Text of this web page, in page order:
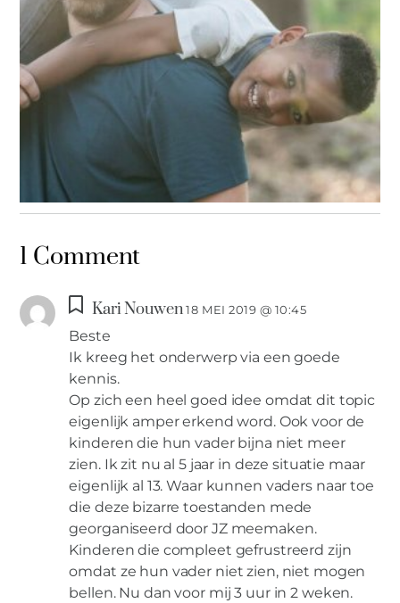
MAN
1 Comment
Kari Nouwen 18 MEI 2019 @ 10:45
Beste
Ik kreeg het onderwerp via een goede
kennis.
Op zich een heel goed idee omdat dit topic
eigenlijk amper erkend word. Ook voor de
kinderen die hun vader bijna niet meer
zien. Ik zit nu al 5 jaar in deze situatie maar
eigenlijk al 13. Waar kunnen vaders naar toe
die deze bizarre toestanden mede
georganiseerd door JZ meemaken.
Kinderen die compleet gefrustreerd zijn
omdat ze hun vader niet zien, niet mogen
bellen. Nu dan voor mij 3 uur in 2 weken.